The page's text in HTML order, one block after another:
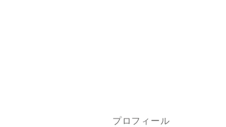
プロフィール